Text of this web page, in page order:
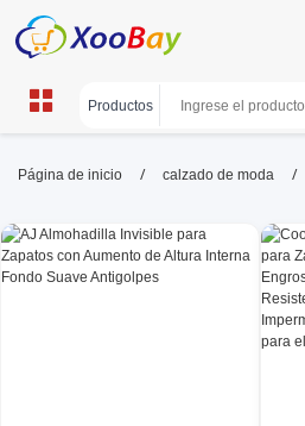
Cuidado de zapatos |
cuidado de zapatos,
mantenimiento de calzado,
Descubre métodos simples para
Página de inicio / calzado de moda /